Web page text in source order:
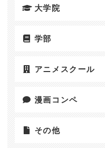
大学院
学部
アニメスクール
漫画コンペ
その他